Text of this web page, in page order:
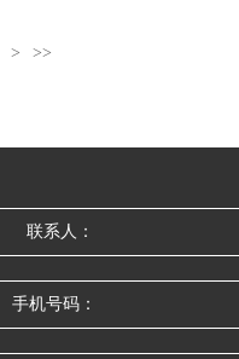
> >>
联系人：
手机号码：